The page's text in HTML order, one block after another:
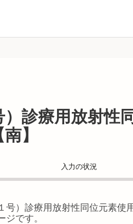
）診療用放射性
】
入力の状況
号）診療用放射性同位元素使
ジです。